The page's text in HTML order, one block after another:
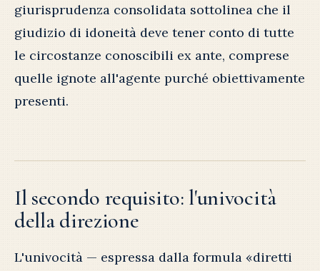
giurisprudenza consolidata sottolinea che il
giudizio di idoneità deve tener conto di tutte
le circostanze conoscibili ex ante, comprese
quelle ignote all'agente purché obiettivamente
presenti.
Il secondo requisito: l'univocità
della direzione
L'univocità — espressa dalla formula «diretti